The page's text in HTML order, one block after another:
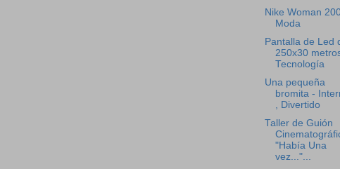
Nike Woman
Moda
Pantalla de Led
250x30
Tecnología
Una pequeña
bromita -
, Divertido
Taller de Guión
"Había Una
vez..."...